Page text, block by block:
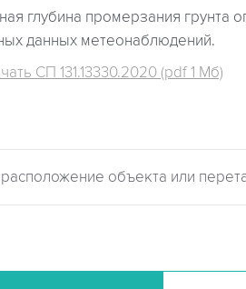
глубина промерзания грунта
данных метеонаблюдений.
СП 131.13330.2020 (pdf 1 Мб)